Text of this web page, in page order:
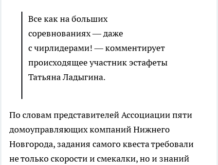
Все как на больших
соревнованиях — даже
с чирлидерами! — комментирует
происходящее участник эстафеты
Татьяна Ладыгина.
По словам представителей Ассоциации пяти
домоуправляющих компаний Нижнего
Новгорода, задания самого квеста требовали
не только скорости и смекалки, но и знаний